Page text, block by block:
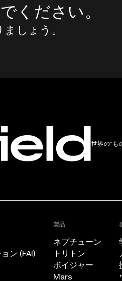
ください。
しょう。
世界の”も
ン (FAI)
製品
ネプチューン
トリトン
ボイジャー
Mars